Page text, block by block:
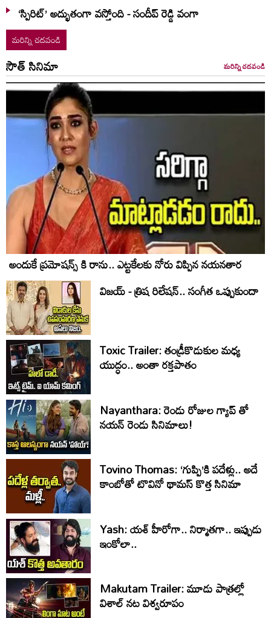
‘స్పిరిట్’ అద్భుతంగా వస్తోంది - సందీప్ రెడ్డి వంగా
మరిన్ని చదవండి
సౌత్ సినిమా మరిన్ని చదవండి
అందుకే ప్రమోషన్స్ కి రాను.. ఎట్టకేలకు నోరు విప్పిన నయనతార
విజయ్ - త్రిష రిలేషన్.. సంగీత ఒప్పుకుందా
Toxic Trailer: తండ్రీకొడుకుల మధ్య
యుద్ధం.. అంతా రక్తపాతం
Nayanthara: రెండు రోజుల గ్యాప్ తో
నయన్ రెండు సినిమాలు!
Tovino Thomas: ‘గుప్పి’కి పదేళ్లు.. అదే
కాంబోతో టొవినో థామస్‌ కొత్త సినిమా
Yash: యశ్ హీరోగా.. నిర్మాతగా.. ఇప్పుడు
ఇంకోలా..
Makutam Trailer: మూడు పాత్రల్లో
విశాల్ నట విశ్వరూపం